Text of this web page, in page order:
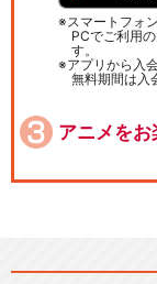
スマートフォ
PCでご利用
す。
アプリから入
無料期間は入
アニメを